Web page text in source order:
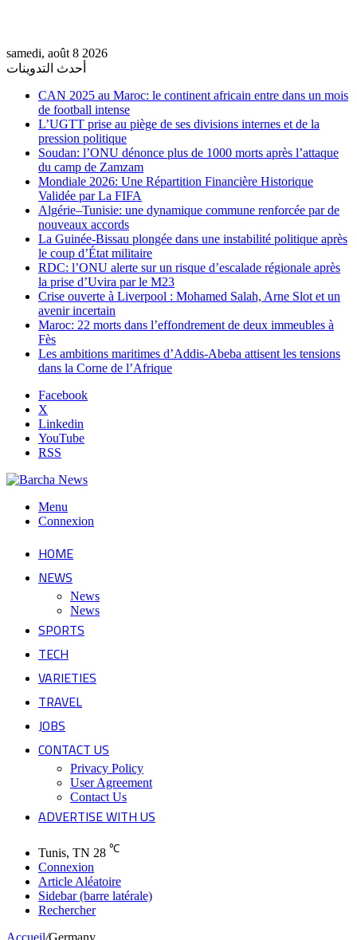
samedi, août 8 2026
أحدث التدوينات
CAN 2025 au Maroc: le continent africain entre dans un mois
de football intense
L’UGTT prise au piège de ses divisions internes et de la
pression politique
Soudan: l’ONU dénonce plus de 1000 morts après l’attaque
du camp de Zamzam
Mondiale 2026: Une Répartition Financière Historique
Validée par La FIFA
Algérie–Tunisie: une dynamique commune renforcée par de
nouveaux accords
La Guinée-Bissau plongée dans une instabilité politique après
le coup d’État militaire
RDC: l’ONU alerte sur un risque d’escalade régionale après
la prise d’Uvira par le M23
Crise ouverte à Liverpool : Mohamed Salah, Arne Slot et un
avenir incertain
Maroc: 22 morts dans l’effondrement de deux immeubles à
Fès
Les ambitions maritimes d’Addis-Abeba attisent les tensions
dans la Corne de l’Afrique
Facebook
X
Linkedin
YouTube
RSS
Menu
Connexion
HOME
NEWS
News
News
SPORTS
TECH
VARIETIES
TRAVEL
JOBS
CONTACT US
Privacy Policy
User Agreement
Contact Us
ADVERTISE WITH US
Tunis, TN 28 ℃
Connexion
Article Aléatoire
Sidebar (barre latérale)
Rechercher